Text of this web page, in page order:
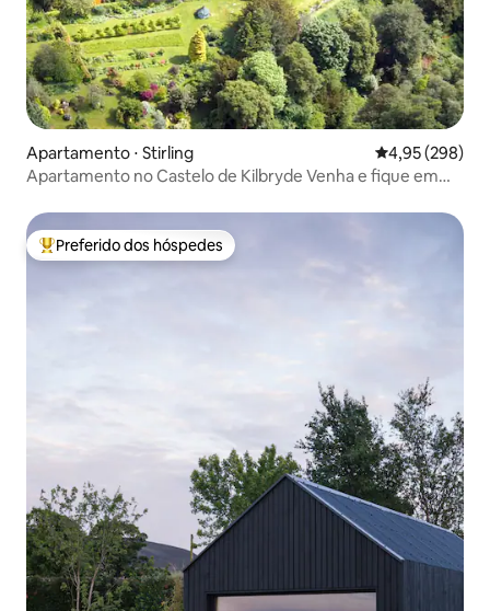
Apartamento ⋅ Stirling 4,95 de uma
4,95 (298)
Apartamento no Castelo de Kilbryde Venha e fique em
Entre os melhores preferidos dos hóspedes
Preferido dos hóspedes